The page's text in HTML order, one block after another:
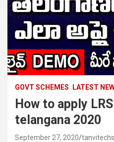
GOVT SCHEMES LATEST
How to apply
telangana 2020
September 27, 2020 tanvitechs